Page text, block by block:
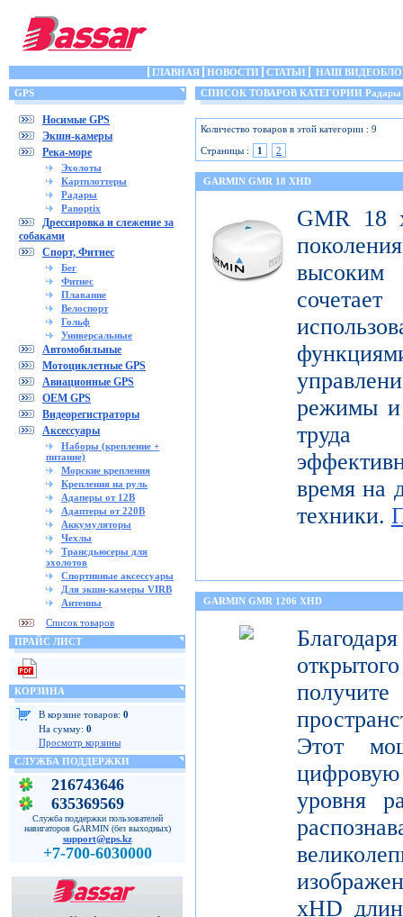
ГЛАВНАЯ НОВОСТИ СТАТЬИ
НАШ
GPS
Носимые GPS
Экшн-камеры
Река-море
Эхолоты
Картплоттеры
Радары
Panoptix
Дрессировка и слежение за
собаками
Спорт, Фитнес
Бег
Фитнес
Плавание
Велоспорт
Гольф
Универсальные
Автомобильные
Мотоциклетные GPS
Авиационные GPS
OEM GPS
Видеорегистраторы
Аксессуары
Наборы (крепление +
питание)
Морские крепления
Крепления на руль
Адаперы от 12В
Адаптеры от 220В
Аккумуляторы
Чехлы
Трансдьюсеры для
эхолотов
Спортивные аксессуары
Для экшн-камеры VIRB
Антенны
Список товаров
ПРАЙС ЛИСТ
КОРЗИНА
В корзине товаров: 0
На сумму: 0
Просмотр корзины
СЛУЖБА ПОДДЕРЖКИ
216743646
635369569
Служба поддержки пользователей
навигаторов GARMIN (без выходных)
support@gps.kz
+7-700-6030000
СПИСОК ТОВАРОВ КАТЕГОРИИ Радары
Количество товаров в этой категории : 9
Страницы :
1 2
GARMIN GMR 18 XHD
GMR 18
высоким
режимы и
труда
время на
техники.
GARMIN GMR 1206 XHD
Этот
уровня
xHD